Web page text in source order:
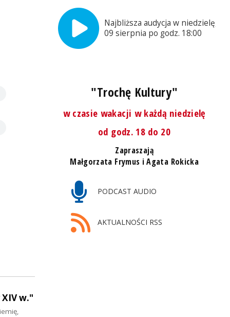
Najbliższa audycja w niedzielę,
09 sierpnia po godz. 18:00
"Trochę Kultury"
w czasie wakacji w każdą niedzielę
od godz. 18 do 20
Zapraszają
Małgorzata Frymus i Agata Rokicka
PODCAST AUDIO
AKTUALNOŚCI RSS
w."